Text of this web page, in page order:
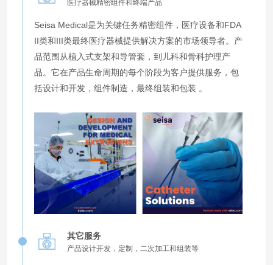
医疗器械精密组件和终端产品
Seisa Medical是为关键任务精密组件，医疗设备和FDA
II类和III类最终医疗器械提供解决方案的市场领导者。产
品范围从植入式支架和导管套，到儿科和骨科护理产
品。它在产品生命周期的每个阶段为客户提供服务，包
括设计和开发，组件制造，最终组装和包装 。
其它服务
产品设计开发，定制，二次加工和组装等